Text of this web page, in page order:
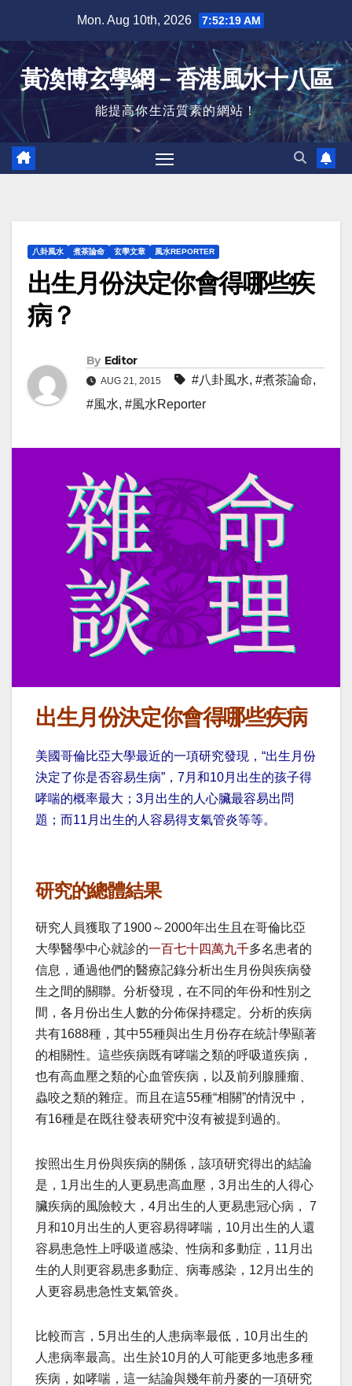
content
Mon. Aug 10th, 2026 7:52:20 AM
黃渙博玄學網﹣香港風水十八區
能提高你生活質素的網站！
八卦風水 煮茶論命 玄學文章 風水REPORTER
出生月份決定你會得哪些疾
病？
By Editor
AUG 21, 2015 #八卦風水, #煮茶論命,
#風水, #風水Reporter
出生月份決定你會得哪些疾病
美國哥倫比亞大學最近的一項研究發現，“出生月份
決定了你是否容易生病”，7月和10月出生的孩子得
哮喘的概率最大；3月出生的人心臟最容易出問
題；而11月出生的人容易得支氣管炎等等。
研究的總體結果
研究人員獲取了1900～2000年出生且在哥倫比亞
大學醫學中心就診的一百七十四萬九千多名患者的
信息，通過他們的醫療記錄分析出生月份與疾病發
生之間的關聯。分析發現，在不同的年份和性別之
間，各月份出生人數的分佈保持穩定。分析的疾病
共有1688種，其中55種與出生月份存在統計學顯著
的相關性。這些疾病既有哮喘之類的呼吸道疾病，
也有高血壓之類的心血管疾病，以及前列腺腫瘤、
蟲咬之類的雜症。而且在這55種“相關”的情況中，
有16種是在既往發表研究中沒有被提到過的。
按照出生月份與疾病的關係，該項研究得出的結論
是，1月出生的人更易患高血壓，3月出生的人得心
臟疾病的風險較大，4月出生的人更易患冠心病， 7
月和10月出生的人更容易得哮喘，10月出生的人還
容易患急性上呼吸道感染、性病和多動症，11月出
生的人則更容易患多動症、病毒感染，12月出生的
人更容易患急性支氣管炎。
比較而言，5月出生的人患病率最低，10月出生的
人患病率最高。出生於10月的人可能更多地患多種
疾病，如哮喘，這一結論與幾年前丹麥的一項研究